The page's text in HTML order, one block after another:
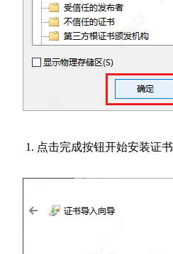
点击完成按钮开始安装证书